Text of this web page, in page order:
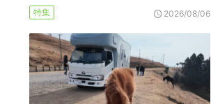
特集 2026/08/06